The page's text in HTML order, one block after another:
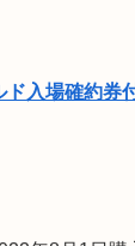
ド入場確約券